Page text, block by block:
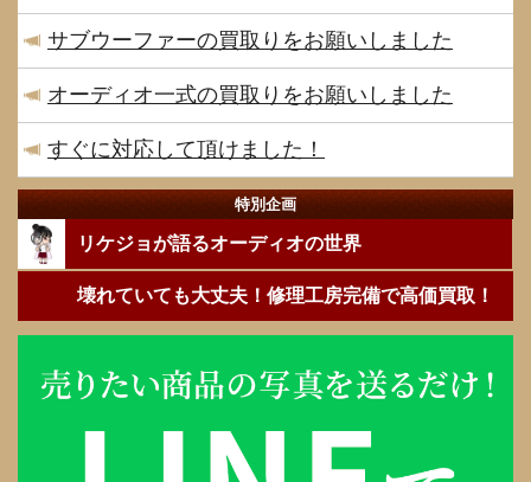
サブウーファーの買取りをお願いしました
オーディオ一式の買取りをお願いしました
すぐに対応して頂けました！
特別企画
リケジョが語るオーディオの世界
壊れていても大丈夫！修理工房完備で高価買取！